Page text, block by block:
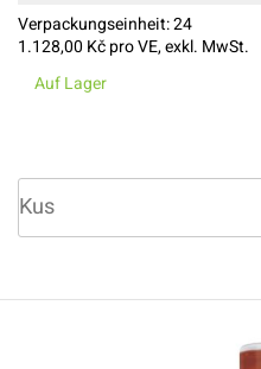
Verpackungseinheit:24
1.128,00 Kč pro VE, exkl. MwSt.
Auf Lager